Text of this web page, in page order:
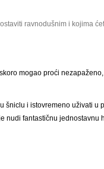
ravnodušnim i kojima
mogao proći nezapaženo,
i istovremeno uživati u
nudi fantastičnu jednostavnu